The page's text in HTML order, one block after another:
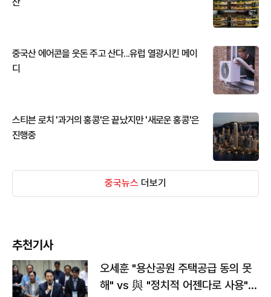
중국산 에어콘을 웃돈 주고 산다...유럽 열광시킨 메이
디
스티븐 로치 '과거의 홍콩'은 끝났지만 '새로운 홍콩'은
진행중
중국뉴스 더보기
추천기사
오세훈 "용산공원 주택공급 동의 못
해" vs 與 "정치적 어젠다로 사용"